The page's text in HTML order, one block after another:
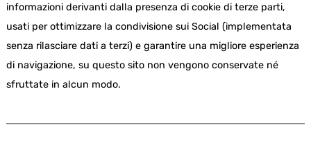
informazioni derivanti dalla presenza di cookie di terze parti,
usati per ottimizzare la condivisione sui Social (implementata
senza rilasciare dati a terzi) e garantire una migliore esperienza
di navigazione, su questo sito non vengono conservate né
sfruttate in alcun modo.